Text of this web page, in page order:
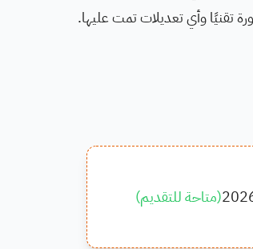
تقنيًا وأي تعديلات تمت عليها.
(متاحة للتقديم)